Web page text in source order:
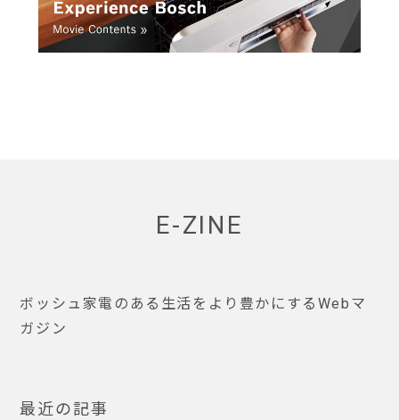
E-ZINE
ボッシュ家電のある生活をより豊かにするWebマ
ガジン
最近の記事